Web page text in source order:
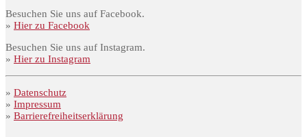
Besuchen Sie uns auf Facebook.
» Hier zu Facebook
Besuchen Sie uns auf Instagram.
» Hier zu Instagram
» Datenschutz
» Impressum
» Barrierefreiheitserklärung